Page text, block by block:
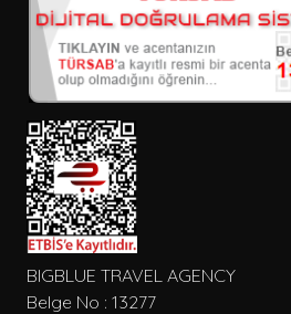
BIGBLUE TRAVEL AGENCY
Belge No : 13277